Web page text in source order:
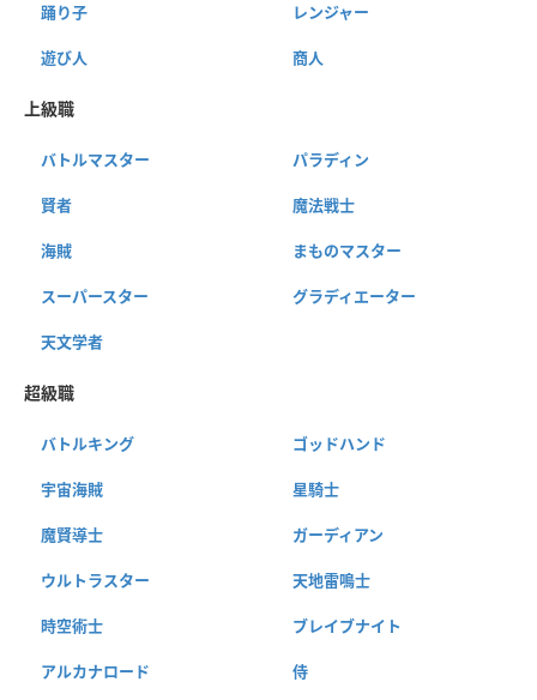
踊り子 レンジャー
遊び人 商人
上級職
バトルマスター パラディン
賢者 魔法戦士
海賊 まものマスター
スーパースター グラディエーター
天文学者
超級職
バトルキング ゴッドハンド
宇宙海賊 星騎士
魔賢導士 ガーディアン
ウルトラスター 天地雷鳴士
時空術士 ブレイブナイト
アルカナロード 侍